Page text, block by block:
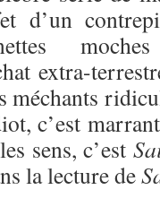
d’un
extra-
méchants
c’est
sens, c’est
la lecture de